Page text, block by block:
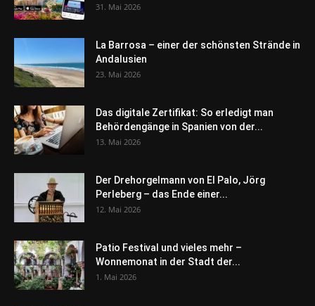
31. Mai 2026
La Barrosa – einer der schönsten Strände in
Andalusien
23. Mai 2026
Das digitale Zertifikat: So erledigt man
Behördengänge in Spanien von der...
13. Mai 2026
Der Drehorgelmann von El Palo, Jörg
Perleberg – das Ende einer...
12. Mai 2026
Patio Festival und vieles mehr –
Wonnemonat in der Stadt der...
1. Mai 2026